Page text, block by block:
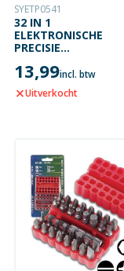
SYETP0541
32 IN 1
ELEKTRONISCHE
PRECISIE
13,99incl. btw
Uitverkocht